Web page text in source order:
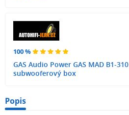
100 %
GAS Audio Power GAS MAD B1-310
subwooferový box
Popis